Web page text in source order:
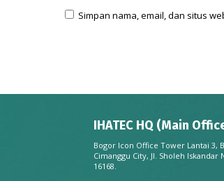
Simpan nama, email, dan situs
IHATEC HQ (Main
Bogor Icon Office Tower Lantai 3,
Cimanggu City, Jl. Sholeh Iskandar
16168.